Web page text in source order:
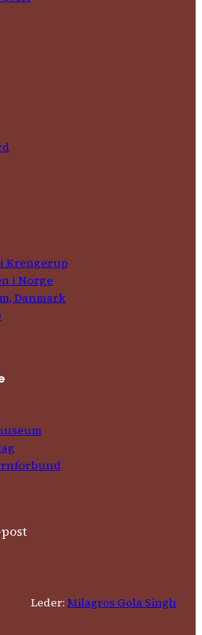
Krengerup
i Norge
Danmark
Leder: Milagros Gola Singh